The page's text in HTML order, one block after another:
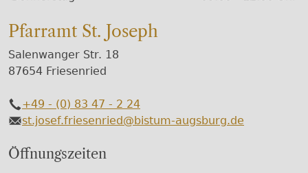
Pfarramt St. Joseph
Salenwanger Str. 18
87654 Friesenried
Telefon
+49 - (0) 83 47 - 2 24
E-Mail
st.josef.friesenried@bistum-augsburg.de
Öffnungszeiten